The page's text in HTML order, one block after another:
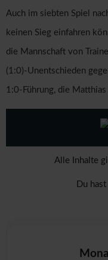
Auch im siebten Spiel
keinen Sieg einfahren
die Mannschaft von
(1:0)-Unentschieden
1:0-Führung, die
Alle Inhalte
Du